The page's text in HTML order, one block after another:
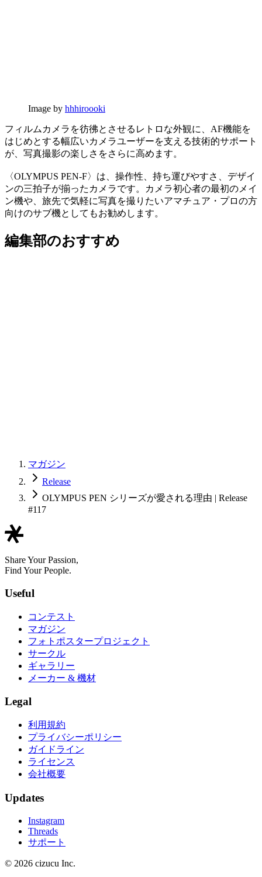
Image by hhhiroooki
フィルムカメラを彷彿とさせるレトロな外観に、AF機能を
はじめとする幅広いカメラユーザーを支える技術的サポート
が、写真撮影の楽しさをさらに高めます。
〈OLYMPUS PEN-F〉は、操作性、持ち運びやすさ、デザイ
ンの三拍子が揃ったカメラです。カメラ初心者の最初のメイ
ン機や、旅先で気軽に写真を撮りたいアマチュア・プロの方
向けのサブ機としてもお勧めします。
編集部のおすすめ
マガジン
Release
OLYMPUS PEN シリーズが愛される理由 | Release
#117
Share Your Passion,
Find Your People.
Useful
コンテスト
マガジン
フォトポスタープロジェクト
サークル
ギャラリー
メーカー & 機材
Legal
利用規約
プライバシーポリシー
ガイドライン
ライセンス
会社概要
Updates
Instagram
Threads
サポート
© 2026 cizucu Inc.